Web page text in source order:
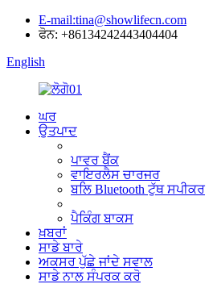
E-mail:tina@showlifecn.com
ਫੋਨ: +86134242443404404
English
ਘਰ
ਉਤਪਾਦ
ਪਾਵਰ ਬੈਂਕ
ਵਾਇਰਲੈਸ ਚਾਰਜਰ
ਬਲਿ Bluetooth ਟੁੱਥ ਸਪੀਕਰ
ਪੈਕਿੰਗ ਬਾਕਸ
ਖ਼ਬਰਾਂ
ਸਾਡੇ ਬਾਰੇ
ਅਕਸਰ ਪੁੱਛੇ ਜਾਂਦੇ ਸਵਾਲ
ਸਾਡੇ ਨਾਲ ਸੰਪਰਕ ਕਰੋ